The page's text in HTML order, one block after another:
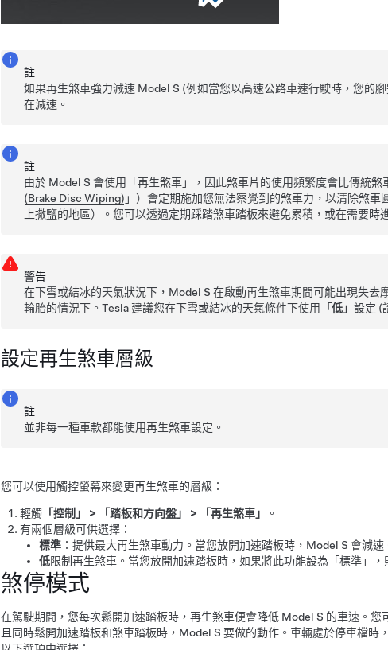
註
如果再生煞車強力減速 Model S (例如當您以高速公路車速行駛時，您的
在減速。
註
由於 Model S 會使用「再生煞車」，因此煞車片的使用頻繁度會比傳統
(Brake Disc Wiping) 」）會定期施加您無法察覺到的煞車力，以清除煞
上撒鹽的地區）。您可以透過定期踩踏煞車踏板來避免累積，或在需要時
警告
在下雪或結冰的天氣狀況下， Model S 在啟動再生煞車期間可能出現失去
輪胎的情況下。Tesla 建議您在下雪或結冰的天氣條件下使用
「低」設定 (
設定再生煞車層級
註
並非每一種車款都能使用再生煞車設定。
您可以使用觸控螢幕來變更再生煞車的層級：
輕觸 「控制」 > 「踏板和方向盤」 > 「再生煞車」
。
有兩個層級可供選擇：
標準 ：提供最大再生煞車動力。當您放開加速踏板時， Model S 會減速
低限制再生煞車。當您放開加速踏板時，如果將此功能設為「標準」，
煞停模式
在駕駛期間，您每次鬆開加速踏板時，再生煞車便會降低 Model S 的車速。您
且同時鬆開加速踏板和煞車踏板時， Model S 要做的動作。車輛處於停車檔時